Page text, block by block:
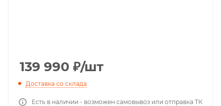
139 990 ₽/шт
Доставка со склада
Есть в наличии - возможен самовывоз или отправка ТК